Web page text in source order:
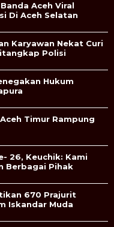
Aceh Viral
Di Aceh Selatan
Karyawan Nekat Curi
Polisi
Hukum
Timur Rampung
26, Keuchik: Kami
Berbagai Pihak
670 Prajurit
Iskandar Muda